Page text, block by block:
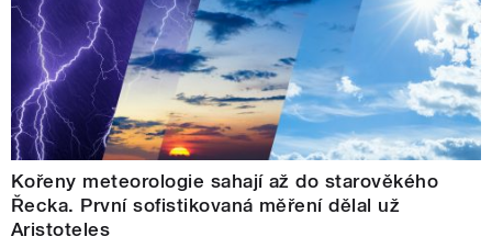
Kořeny meteorologie sahají až do starověkého
Řecka. První sofistikovaná měření dělal už
Aristoteles